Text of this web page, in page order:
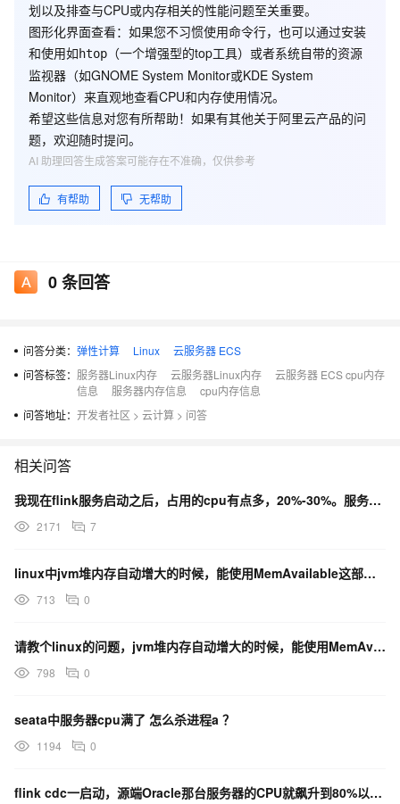
如果问题还未能解决，您可以到阿里云社区进行
云市场商家寻求帮助。
划以及排查与CPU或内存相关的性能问题至关重要。
图形化界面查看：如果您不习惯使用命令行，也可以通过安装
和使用如htop （一个增强型的top工具）或者系统自带的资源
监视器（如GNOME System Monitor或KDE System
Monitor）来直观地查看CPU和内存使用情况。
希望这些信息对您有所帮助！如果有其他关于阿里云产品的问
题，欢迎随时提问。
有帮助 无帮助
AI 助理回答生成答案可能存在不准确，仅供参考
0条回答
问答分类： 弹性计算 Linux
云服务器 ECS
问答标签： 服务器Linux内存 云服务器Linux内存
云服务器 ECS cpu内存
信息
服务器内存信息
cpu内存信息
问答地址： 开发者社区 > 云计算 > 问答
相关问答
我现在flink服务启动之后，占用的cpu有点多，20%-30%。服务器是64核的。这样正常吗？
2171 7
linux中jvm堆内存自动增大的时候，能使用MemAvailable这部分内存吗？
713 0
请教个linux的问题，jvm堆内存自动增大的时候，能使用MemAvailable这部分内存吗？
798 0
seata中服务器cpu满了 怎么杀进程a ？
1194 0
flink cdc一启动，源端Oracle那台服务器的CPU就飙升到80%以上，会是啥原因呢？